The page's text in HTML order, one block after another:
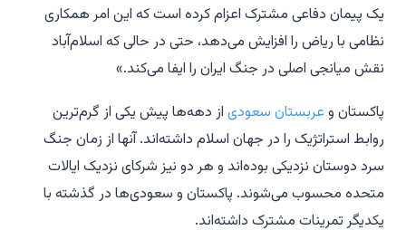
یک پیمان دفاعی مشترک اعزام کرده است که این امر همکاری
نظامی با ریاض را افزایش می‌دهد، حتی در حالی که اسلام‌آباد
نقش میانجی اصلی در جنگ ایران را ایفا می‌کند.»
پاکستان و عربستان سعودی از دهه‌ها پیش یکی از گرم‌ترین
روابط استراتژیک را در جهان اسلام داشته‌اند. آنها از زمان جنگ
سرد دوستان نزدیکی بوده‌اند و هر دو نیز شرکای نزدیک ایالات
متحده محسوب می‌شوند. پاکستان و سعودی‌ها در گذشته با
یکدیگر تمرینات مشترک داشته‌اند.